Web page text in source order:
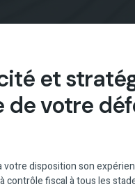
et
de votre
votre disposition son
contrôle fiscal à tous les